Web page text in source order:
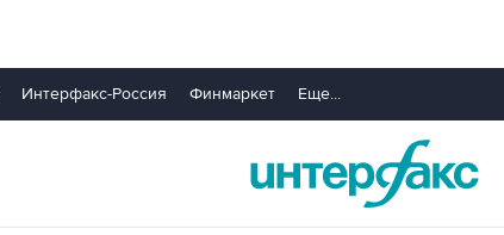
Интерфакс-Россия Финмаркет Еще...